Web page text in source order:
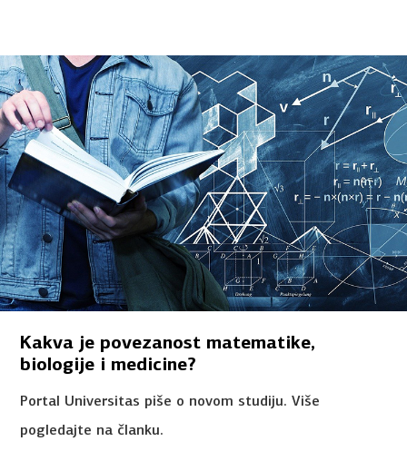
Kakva je povezanost matematike,
biologije i medicine?
Portal Universitas piše o novom studiju. Više
pogledajte na članku.